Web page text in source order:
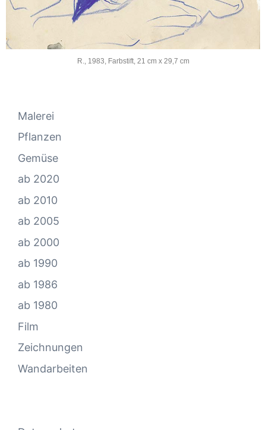
R., 1983, Farbstift, 21 cm x 29,7 cm
Malerei
Pflanzen
Gemüse
ab 2020
ab 2010
ab 2005
ab 2000
ab 1990
ab 1986
ab 1980
Film
Zeichnungen
Wandarbeiten